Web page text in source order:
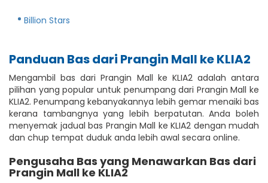
Billion Stars
Panduan Bas dari Prangin Mall ke KLIA2
Mengambil bas dari Prangin Mall ke KLIA2 adalah antara
pilihan yang popular untuk penumpang dari Prangin Mall ke
KLIA2. Penumpang kebanyakannya lebih gemar menaiki bas
kerana tambangnya yang lebih berpatutan. Anda boleh
menyemak jadual bas Prangin Mall ke KLIA2 dengan mudah
dan chup tempat duduk anda lebih awal secara online.
Pengusaha Bas yang Menawarkan Bas dari
Prangin Mall ke KLIA2